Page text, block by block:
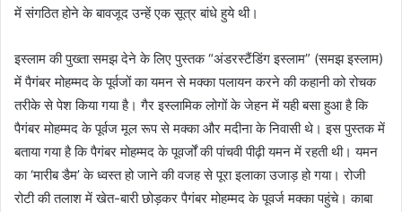
में संगठित होने के बावजूद उन्हें एक सूत्र बांधे हुये थी।
इस्लाम की पुख्ता समझ देने के लिए पुस्तक “अंडरस्टैंडिंग इस्लाम” (समझ इस्लाम)
में पैगंबर मोहम्मद के पूर्वजों का यमन से मक्का पलायन करने की कहानी को रोचक
तरीके से पेश किया गया है। गैर इस्लामिक लोगों के जेहन में यही बसा हुआ है कि
पैगंबर मोहम्मद के पूर्वज मूल रूप से मक्का और मदीना के निवासी थे। इस पुस्तक में
बताया गया है कि पैगंबर मोहम्मद के पूवर्जों की पांचवी पीढ़ी यमन में रहती थी। यमन
का ‘मारीब डैम’ के ध्वस्त हो जाने की वजह से पूरा इलाका उजाड़ हो गया। रोजी
रोटी की तलाश में खेत-बारी छोड़कर पैगंबर मोहम्मद के पूवर्ज मक्का पहुंचे। काबा